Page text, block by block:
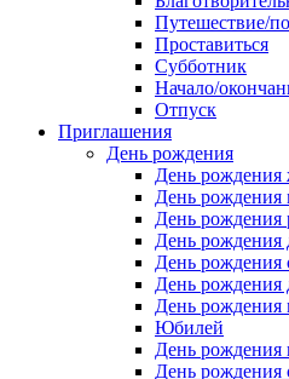
Путешествие/
Проставиться
Субботник
Начало/
Отпуск
Приглашения
День рождения
День
День
День рождения
День рождения
День рождения
День рождения
День рождения
Юбилей
День рождения
День рождения